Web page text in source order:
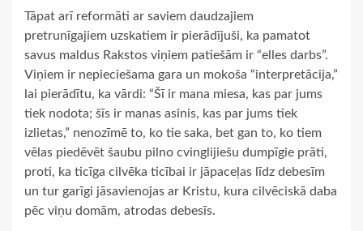
Tāpat arī reformāti ar saviem daudzajiem
pretrunīgajiem uzskatiem ir pierādījuši, ka pamatot
savus maldus Rakstos viņiem patiešām ir “elles darbs”.
Viņiem ir nepieciešama gara un mokoša “interpretācija,”
lai pierādītu, ka vārdi: “Šī ir mana miesa, kas par jums
tiek nodota; šīs ir manas asinis, kas par jums tiek
izlietas,” nenozīmē to, ko tie saka, bet gan to, ko tiem
vēlas piedēvēt šaubu pilno cvinglijiešu dumpīgie prāti,
proti, ka ticīga cilvēka ticībai ir jāpaceļas līdz debesīm
un tur garīgi jāsavienojas ar Kristu, kura cilvēciskā daba
pēc viņu domām, atrodas debesīs.